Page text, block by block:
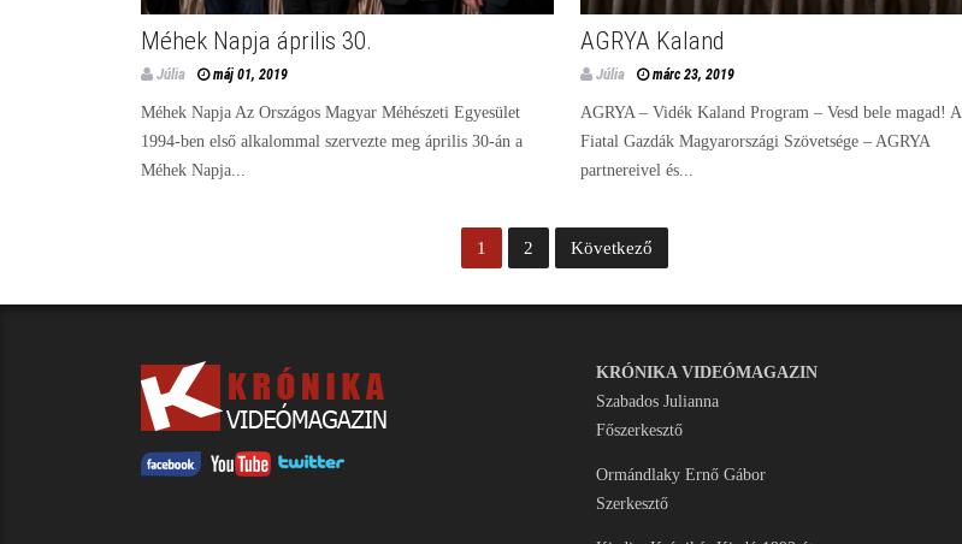
Méhek Napja április 30.
Júlia máj 01, 2019
Méhek Napja Az Országos Magyar Méhészeti Egyesület
1994-ben első alkalommal szervezte meg április 30-án a
Méhek Napja...
AGRYA Kaland
Júlia márc 23, 2019
AGRYA – Vidék Kaland Program – Vesd bele magad! A
Fiatal Gazdák Magyarországi Szövetsége – AGRYA
partnereivel és...
1 2 Következő
KRÓNIKA VIDEÓMAGAZIN
Szabados Julianna
Főszerkesztő
Ormándlaky Ernő Gábor
Szerkesztő